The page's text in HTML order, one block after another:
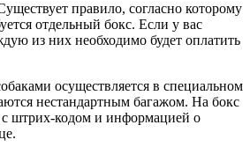
правило, согласно которому
отдельный бокс. Если у вас
из них необходимо будет оплатить
осуществляется в специальном
нестандартным багажом. На бокс
с штрих-кодом и информацией о